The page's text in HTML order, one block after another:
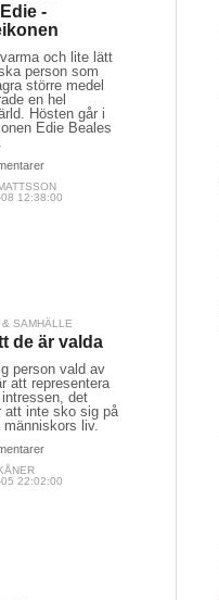
-
och lite lätt
person som
större medel
en hel
Hösten går i
Edie Beales
12:38:00
SAMHÄLLE
de är valda
person vald av
att representera
det
att inte sko sig på
människors liv.
22:02:00